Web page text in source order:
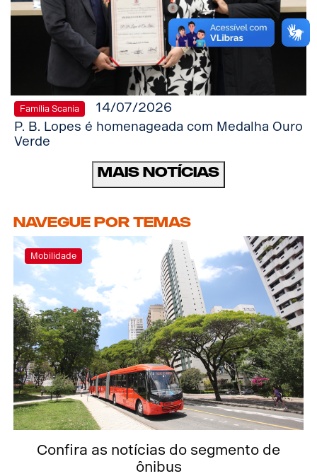
Família Scania
14/07/2026
P. B. Lopes é homenageada com Medalha Ouro
Verde
Mais notícias
Navegue por temas
Mobilidade
Confira as notícias do segmento de
ônibus